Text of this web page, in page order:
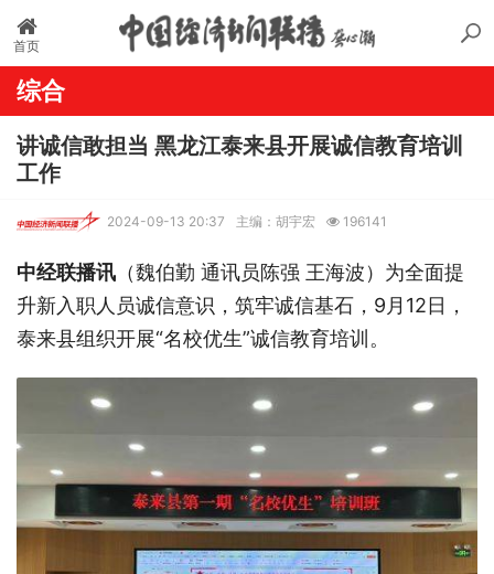
首页
综合
讲诚信敢担当 黑龙江泰来县开展诚信教育培训
工作
2024-09-13 20:37 主编：胡宇宏 196141
中经联播讯 （魏伯勤 通讯员陈强 王海波）为全面提
升新入职人员诚信意识，筑牢诚信基石，9月12日，
泰来县组织开展“名校优生”诚信教育培训。